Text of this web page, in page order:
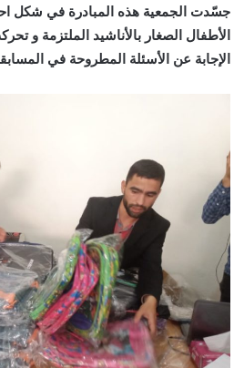
جسّدت الجمعية هذه المبادرة في شكل
الأطفال الصغار بالأناشيد الملتزمة و
الإجابة عن الأسئلة المطروحة في